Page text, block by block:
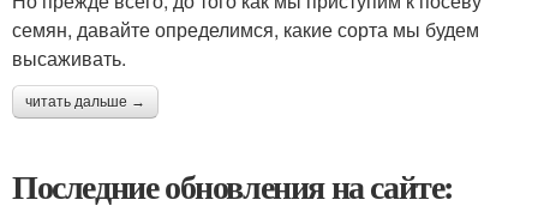
семян, давайте определимся, какие сорта мы будем
высаживать.
читать дальше →
Последние обновления на сайте: